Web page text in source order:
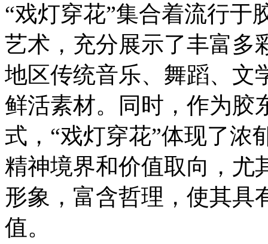
“戏灯穿花”集合着流行于
艺术，充分展示了丰富多
地区传统音乐、舞蹈、文
鲜活素材。同时，作为胶
式，“戏灯穿花”体现了浓
精神境界和价值取向，尤
形象，富含哲理，使其具
值。